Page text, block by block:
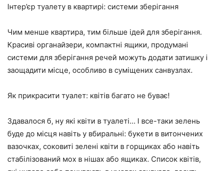
Інтер’єр туалету в квартирі: системи зберігання
Чим менше квартира, тим більше ідей для зберігання.
Красиві органайзери, компактні ящики, продумані
системи для зберігання речей можуть додати затишку і
заощадити місце, особливо в суміщених санвузлах.
Як прикрасити туалет: квітів багато не буває!
Здавалося б, ну які квіти в туалеті… І все-таки зелень
буде до місця навіть у вбиральні: букети в витончених
вазочках, соковиті зелені квіти в горщиках або навіть
стабілізований мох в нішах або ящиках. Список квітів,